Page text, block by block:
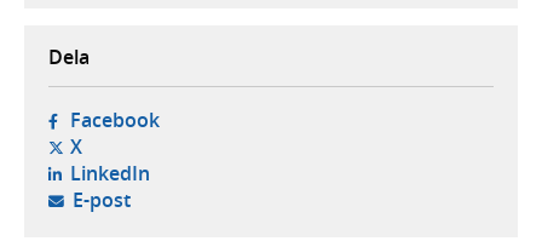
Dela
Facebook- öppnas i ny flik, extern webbplats,
X- öppnas i ny flik, extern webbplats,
LinkedIn- öppnas i ny flik, extern webbplats,
E-post- öppnar din e-postklient,